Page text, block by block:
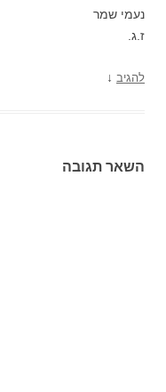
נעמי שמר
ז.ג.
להגיב ↓
השאר תגובה